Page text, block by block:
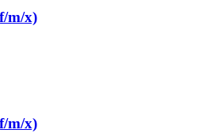
m/x)
m/x)